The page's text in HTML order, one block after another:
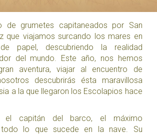
de grumetes capitaneados por San
que viajamos surcando los mares en
papel, descubriendo la realidad
del mundo. Este año, nos hemos
aventura, viajar al encuentro de
descubrirás ésta maravillosa
a la que llegaron los Escolapios hace
el capitán del barco, el máximo
todo lo que sucede en la nave. Su